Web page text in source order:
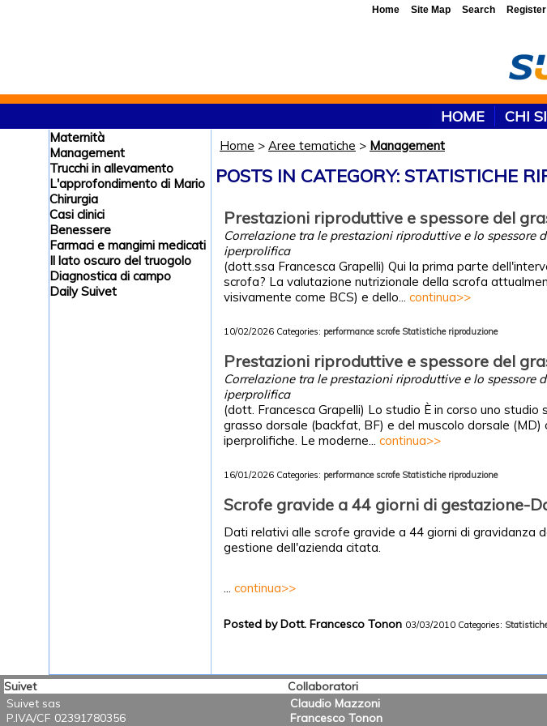
HOME CHI
Maternità
Management
Trucchi in allevamento
L'approfondimento di Mario
Chirurgia
Casi clinici
Benessere
Farmaci e mangimi medicati
Il lato oscuro del truogolo
Diagnostica di campo
Daily Suivet
Home > Aree tematiche > Management
POSTS IN CATEGORY: STATISTICHE
Prestazioni riproduttive e spessore del
Correlazione tra le prestazioni riproduttive e lo spessore
iperprolifica
(dott.ssa Francesca Grapelli) Qui la prima parte
scrofa? La valutazione nutrizionale della scrofa
visivamente come BCS) e dello... continua>>
10/02/2026 Categories: performance scrofe Statistiche riproduzione
Prestazioni riproduttive e spessore del
Correlazione tra le prestazioni riproduttive e lo spessore
iperprolifica
(dott. Francesca Grapelli) Lo studio È in corso uno
grasso dorsale (backfat, BF) e del muscolo dorsale
iperprolifiche. Le moderne... continua>>
16/01/2026 Categories: performance scrofe Statistiche riproduzione
Scrofe gravide a 44 giorni di gestazione-
Dati relativi alle scrofe gravide a 44 giorni di gravidanza
gestione dell'azienda citata.
... continua>>
Posted by Dott. Francesco Tonon 03/03/2010 Categories:
Suivet
Suivet sas
P.IVA/CF 02391780356
Collaboratori
Claudio Mazzoni
Francesco Tonon
Home Site Map Search Register